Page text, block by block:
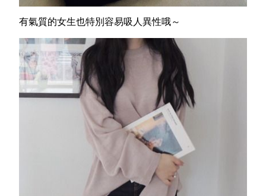
有氣質的女生也特別容易吸人異性哦～